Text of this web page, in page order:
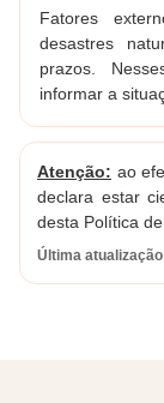
Fatores
desastres
prazos.
informar a
Atenção: ao
declara estar
desta Política
Última